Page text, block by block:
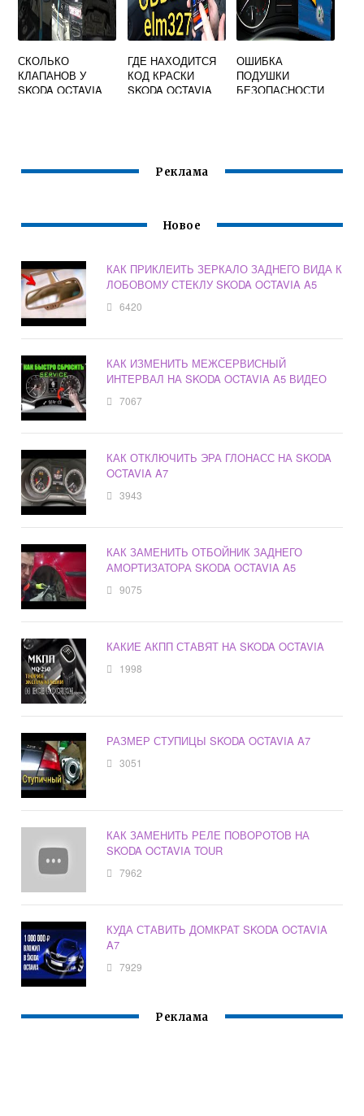
СКОЛЬКО
КЛАПАНОВ У
SKODA OCTAVIA
ГДЕ НАХОДИТСЯ
КОД КРАСКИ
SKODA OCTAVIA
ОШИБКА
ПОДУШКИ
БЕЗОПАСНОСТИ
Реклама
Новое
КАК ПРИКЛЕИТЬ ЗЕРКАЛО ЗАДНЕГО ВИДА К
ЛОБОВОМУ СТЕКЛУ SKODA OCTAVIA A5
6420
КАК ИЗМЕНИТЬ МЕЖСЕРВИСНЫЙ
ИНТЕРВАЛ НА SKODA OCTAVIA A5 ВИДЕО
7067
КАК ОТКЛЮЧИТЬ ЭРА ГЛОНАСС НА SKODA
OCTAVIA A7
3943
КАК ЗАМЕНИТЬ ОТБОЙНИК ЗАДНЕГО
АМОРТИЗАТОРА SKODA OCTAVIA A5
9075
КАКИЕ АКПП СТАВЯТ НА SKODA OCTAVIA
1998
РАЗМЕР СТУПИЦЫ SKODA OCTAVIA A7
3051
КАК ЗАМЕНИТЬ РЕЛЕ ПОВОРОТОВ НА
SKODA OCTAVIA TOUR
7962
КУДА СТАВИТЬ ДОМКРАТ SKODA OCTAVIA
A7
7929
Реклама